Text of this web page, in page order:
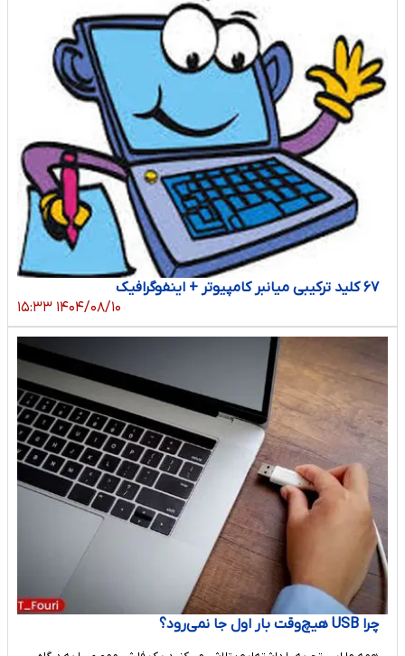
۶۷ کلید ترکیبی میانبر کامپیوتر + اینفوگرافیک
۱۴۰۴/۰۸/۱۰ ۱۵:۳۳
چرا USB هیچ‌وقت بار اول جا نمی‌رود؟